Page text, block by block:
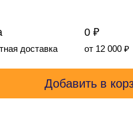
доставка
0 ₽
от 12 000 ₽
Добавить в